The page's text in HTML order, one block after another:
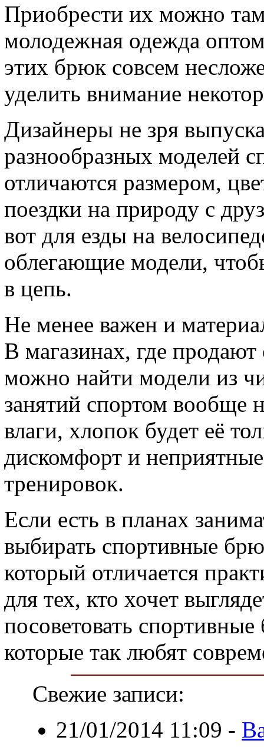
Приобрести их можно
молодежная одежда
этих брюк совсем
уделить внимание
Дизайнеры не зря
разнообразных моделей
отличаются размером,
поездки на природу с
вот для езды на
облегающие модели,
в цепь.
Не менее важен и
В магазинах, где
можно найти модели из
занятий спортом вообще
влаги, хлопок будет её
дискомфорт и
тренировок.
Если есть в планах
выбирать спортивные
который отличается
для тех, кто хочет
посоветовать
которые так любят
Свежие записи:
21/01/2014 11:09 -